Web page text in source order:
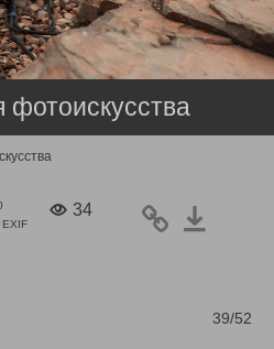
EXIF
34
39/52
фотоискусства